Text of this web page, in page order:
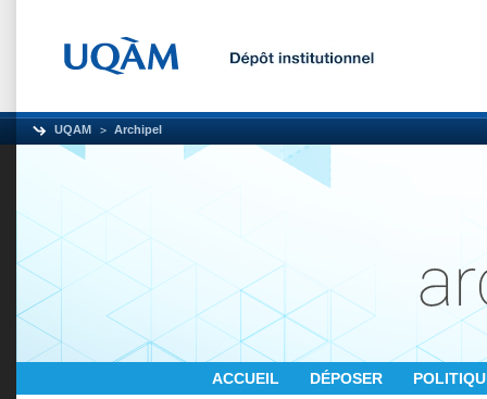
UQAM Archipel
ACCUEIL DÉPOSER